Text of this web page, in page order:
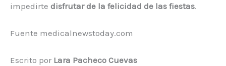
impedirte disfrutar de la felicidad de las fiestas.
Fuente medicalnewstoday.com
Escrito por Lara Pacheco Cuevas